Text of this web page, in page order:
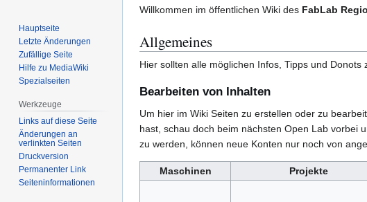
Zur
springen
Zur
springen
Willkommen im öffentlichen Wiki des FabLab
Allgemeines
Hier sollten alle möglichen Infos, Tipps und
Bearbeiten von Inhalten
Um hier im Wiki Seiten zu erstellen oder zu
hast, schau doch beim nächsten Open Lab vorbei
zu werden, können neue Konten nur noch von
Maschinen Projekte
Hauptseite
Letzte Änderungen
Zufällige Seite
Hilfe zu MediaWiki
Spezialseiten
Werkzeuge
Links auf diese Seite
Änderungen an
verlinkten Seiten
Druckversion
Permanenter Link
Seiten­­informationen